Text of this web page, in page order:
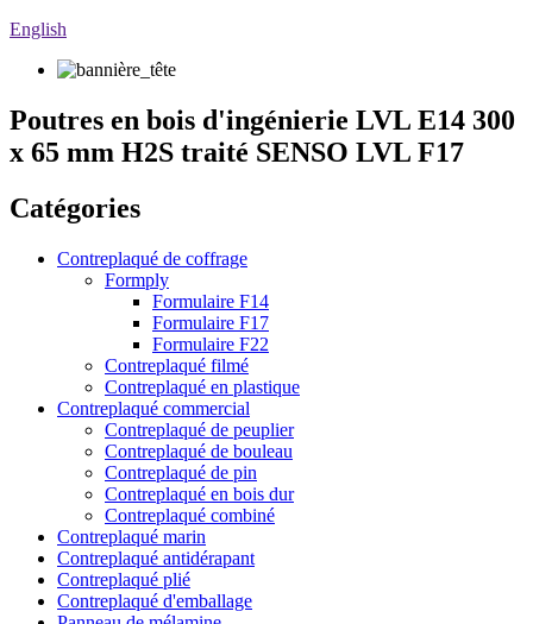
English
Poutres en bois d'ingénierie LVL E14 300
x 65 mm H2S traité SENSO LVL F17
Catégories
Contreplaqué de coffrage
Formply
Formulaire F14
Formulaire F17
Formulaire F22
Contreplaqué filmé
Contreplaqué en plastique
Contreplaqué commercial
Contreplaqué de peuplier
Contreplaqué de bouleau
Contreplaqué de pin
Contreplaqué en bois dur
Contreplaqué combiné
Contreplaqué marin
Contreplaqué antidérapant
Contreplaqué plié
Contreplaqué d'emballage